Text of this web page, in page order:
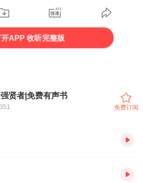
APP 收听完整版
贤者|免费有声书
351 免费订阅